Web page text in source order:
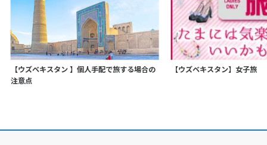
【ウズベキスタン 】個人手配で旅する場合の
注意点
【ウズベキスタン】女子旅